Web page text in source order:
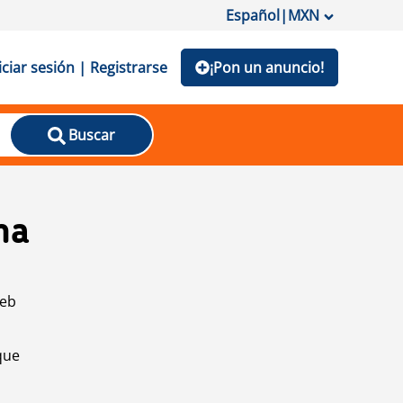
Español|MXN
sesión | Registrarse ¡Pon un anuncio!
Buscar